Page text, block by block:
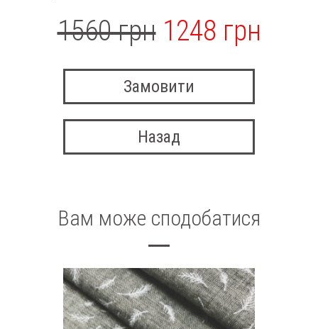
1560 грн 1248 грн
Замовити
Назад
Вам може сподобатися